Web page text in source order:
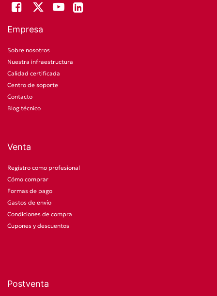
Empresa
Sobre nosotros
Nuestra infraestructura
Calidad certificada
Centro de soporte
Contacto
Blog técnico
Venta
Registro como profesional
Cómo comprar
Formas de pago
Gastos de envío
Condiciones de compra
Cupones y descuentos
Postventa